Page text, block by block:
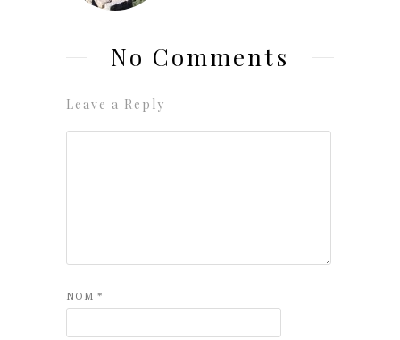
No Comments
Leave a Reply
NOM *